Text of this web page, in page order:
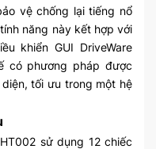
vệ chống lại tiếng nổ
năng này kết hợp với
khiển GUI DriveWare
có phương pháp được
tối ưu trong một hệ
sử dụng 12 chiếc